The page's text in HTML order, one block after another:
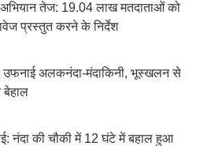
अभियान तेज: 19.04 लाख मतदाताओं को
प्रस्तुत करने के निर्देश
उफनाई अलकनंदा-मंदाकिनी, भूस्खलन से
बेहाल
नंदा की चौकी में 12 घंटे में बहाल हुआ